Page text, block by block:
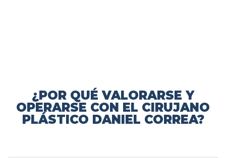
¿POR QUÉ VALORARSE Y
OPERARSE CON EL CIRUJANO
PLÁSTICO DANIEL CORREA?